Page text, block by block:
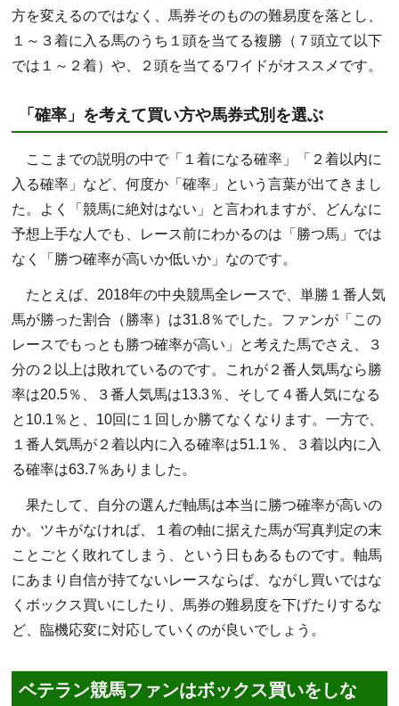
方を変えるのではなく、馬券そのものの難易度を落とし、
１～３着に入る馬のうち１頭を当てる複勝（７頭立て以下
では１～２着）や、２頭を当てるワイドがオススメです。
「確率」を考えて買い方や馬券式別を選ぶ
ここまでの説明の中で「１着になる確率」「２着以内に
入る確率」など、何度か「確率」という言葉が出てきまし
た。よく「競馬に絶対はない」と言われますが、どんなに
予想上手な人でも、レース前にわかるのは「勝つ馬」では
なく「勝つ確率が高いか低いか」なのです。
たとえば、2018年の中央競馬全レースで、単勝１番人気
馬が勝った割合（勝率）は31.8％でした。ファンが「この
レースでもっとも勝つ確率が高い」と考えた馬でさえ、３
分の２以上は敗れているのです。これが２番人気馬なら勝
率は20.5％、３番人気馬は13.3％、そして４番人気になる
と10.1％と、10回に１回しか勝てなくなります。一方で、
１番人気馬が２着以内に入る確率は51.1％、３着以内に入
る確率は63.7％ありました。
果たして、自分の選んだ軸馬は本当に勝つ確率が高いの
か。ツキがなければ、１着の軸に据えた馬が写真判定の末
ことごとく敗れてしまう、という日もあるものです。軸馬
にあまり自信が持てないレースならば、ながし買いではな
くボックス買いにしたり、馬券の難易度を下げたりするな
ど、臨機応変に対応していくのが良いでしょう。
ベテラン競馬ファンはボックス買いをしな